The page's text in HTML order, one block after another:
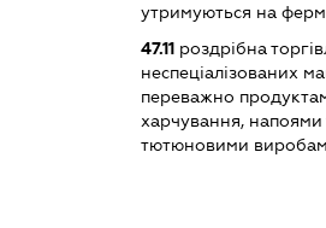
утримуються на
47.11 роздрібна
неспеціалізованих
переважно
харчування, напоями
тютюновими